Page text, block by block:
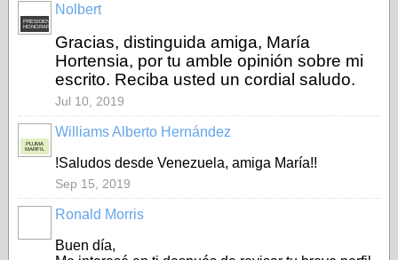
PRESIDENTE
HONORARIO
Nolbert
Gracias, distinguida amiga, María
Hortensia, por tu amble opinión sobre mi
escrito. Reciba usted un cordial saludo.
Jul 10, 2019
PLUMA
MARFIL
Williams Alberto Hernández
!Saludos desde Venezuela, amiga María!!
Sep 15, 2019
Ronald Morris
Buen día,